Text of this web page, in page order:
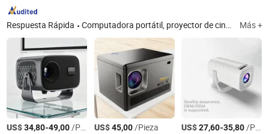
Respuesta Rápida Computadora portátil, proyector de cine en casa, dron, teclado Más +
US$34,80-49,00/Pieza US$45,00/Pieza US$27,60-35,80/Pieza